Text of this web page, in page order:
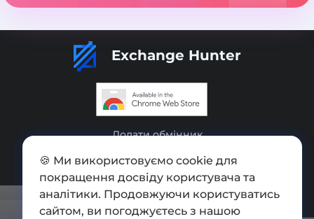
Exchange Hunter
Додати обмінник
Мапа сайту
Press kit
Умови використання
🍪 Ми використовуємо cookie для
покращення досвіду користувача та
аналітики. Продовжуючи користуватись
сайтом, ви погоджуєтесь з нашою